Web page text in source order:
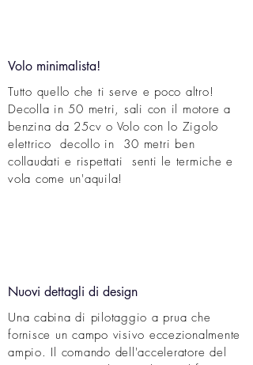
Volo minimalista!
Tutto quello che ti serve e poco altro!
Decolla in 50 metri, sali con il motore a
benzina da 25cv o Volo con lo Zigolo
elettrico decollo in 30 metri ben
collaudati e rispettati senti le termiche e
vola come un'aquila!
Nuovi dettagli di design
Una cabina di pilotaggio a prua che
fornisce un campo visivo eccezionalmente
ampio. Il comando dell'acceleratore del